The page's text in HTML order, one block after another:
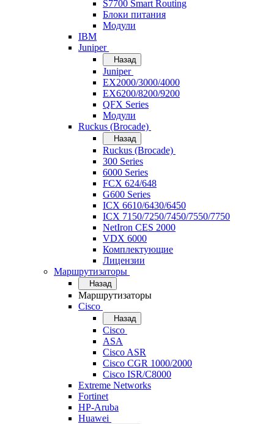
S7700 Smart Routing
Блоки питания
Модули
IBM
Juniper
Назад
Juniper
EX2000/3000/4000
EX6200/8200/9200
QFX Series
Модули
Ruckus (Brocade)
Назад
Ruckus (Brocade)
300 Series
6000 Series
FCX 624/648
G600 Series
ICX 6610/6430/6450
ICX 7150/7250/7450/7550/7750
NetIron CES 2000
VDX 6000
Комплектующие
Лицензии
Маршрутизаторы
Назад
Маршрутизаторы
Cisco
Назад
Cisco
ASA
Cisco ASR
Cisco CGR 1000/2000
Cisco ISR/С8000
Extreme Networks
Fortinet
HP-Aruba
Huawei